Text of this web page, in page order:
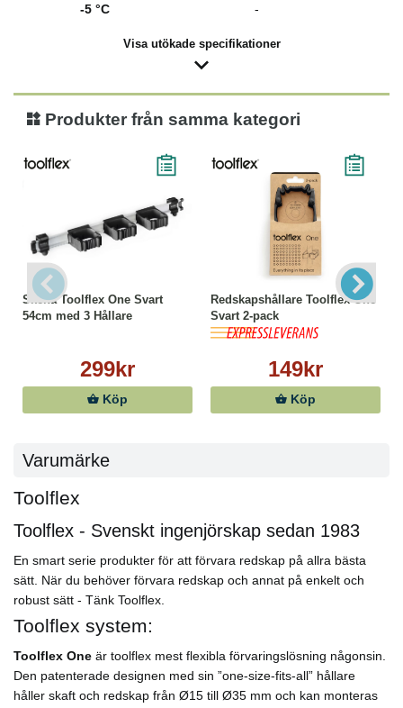
-5 °C -
Visa utökade specifikationer
Produkter från samma kategori
Skena Toolflex One Svart
54cm med 3 Hållare
299kr
Köp
Redskapshållare Toolflex One
Svart 2-pack
149kr
Köp
Varumärke
Toolflex
Toolflex - Svenskt ingenjörskap sedan 1983
En smart serie produkter för att förvara redskap på allra bästa
sätt. När du behöver förvara redskap och annat på enkelt och
robust sätt - Tänk Toolflex.
Toolflex system:
Toolflex One är toolflex mest flexibla förvaringslösning någonsin.
Den patenterade designen med sin ”one-size-fits-all” hållare
håller skaft och redskap från Ø15 till Ø35 mm och kan monteras